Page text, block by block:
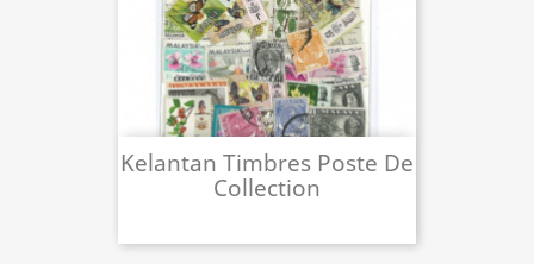
Kelantan Timbres Poste De
Collection